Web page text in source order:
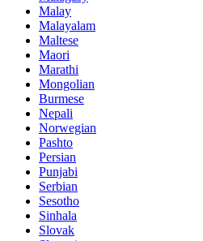
Malay
Malayalam
Maltese
Maori
Marathi
Mongolian
Burmese
Nepali
Norwegian
Pashto
Persian
Punjabi
Serbian
Sesotho
Sinhala
Slovak